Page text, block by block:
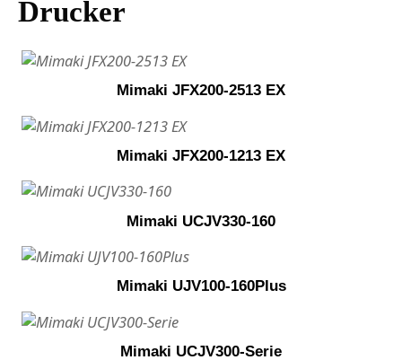
Drucker
Mimaki JFX200-2513 EX
Mimaki JFX200-1213 EX
Mimaki UCJV330-160
Mimaki UJV100-160Plus
Mimaki UCJV300-Serie